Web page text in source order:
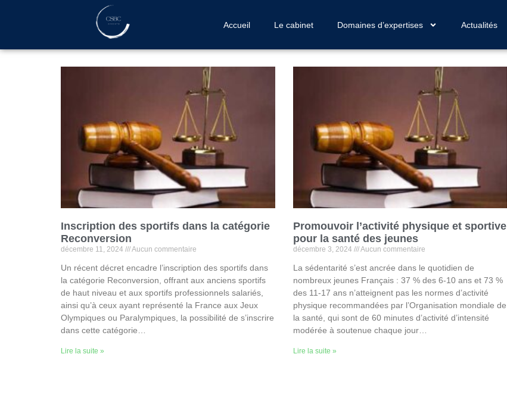
Accueil Le cabinet Domaines d’expertises Actualités
Inscription des sportifs dans la catégorie
Reconversion
décembre 11, 2024 Aucun commentaire
Un récent décret encadre l’inscription des sportifs dans
la catégorie Reconversion, offrant aux anciens sportifs
de haut niveau et aux sportifs professionnels salariés,
ainsi qu’à ceux ayant représenté la France aux Jeux
Olympiques ou Paralympiques, la possibilité de s’inscrire
dans cette catégorie…
Lire la suite »
Promouvoir l’activité physique et sportive
pour la santé des jeunes
décembre 3, 2024 Aucun commentaire
La sédentarité s’est ancrée dans le quotidien de
nombreux jeunes Français : 37 % des 6-10 ans et 73 %
des 11-17 ans n’atteignent pas les normes d’activité
physique recommandées par l’Organisation mondiale de
la santé, qui sont de 60 minutes d’activité d’intensité
modérée à soutenue chaque jour…
Lire la suite »